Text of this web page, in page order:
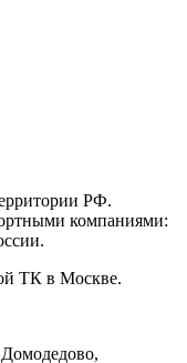
РФ.
компаниями:
ТК в Москве.
Домодедово,